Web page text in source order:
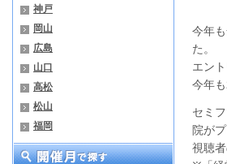
神戸
岡山
広島
山口
高松
松山
福岡
今年
た。
エン
今年
セミ
院が
視聴